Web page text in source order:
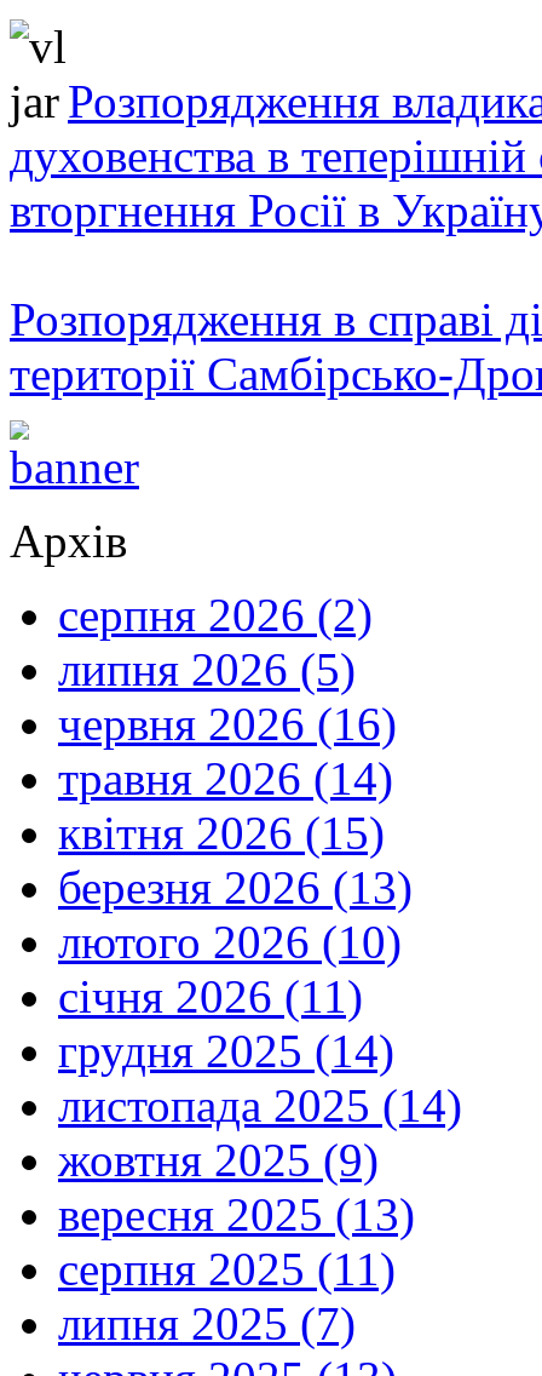
Розпорядження
духовенства в теперішній
вторгнення Росії в
Розпорядження в справі
території Самбірсько-
Архів
серпня 2026 (2)
липня 2026 (5)
червня 2026 (16)
травня 2026 (14)
квітня 2026 (15)
березня 2026 (13)
лютого 2026 (10)
січня 2026 (11)
грудня 2025 (14)
листопада 2025 (14)
жовтня 2025 (9)
вересня 2025 (13)
серпня 2025 (11)
липня 2025 (7)